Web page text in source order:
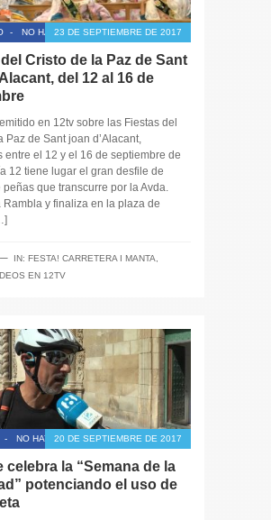
- NO HAY COMENTARIOS
23 DE SEPTIEMBRE DE 2017
Cristo de la Paz de Sant
del 12 al 16 de
en 12tv sobre las Fiestas del
Paz de Sant joan d’Alacant,
entre el 12 y el 16 de septiembre de
12 tiene lugar el gran desfile de
peñas que transcurre por la Avda.
Rambla y finaliza en la plaza de
─ IN: FESTA! CARRETERA I MANTA,
EN 12TV
- NO HAY COMENTARIOS
20 DE SEPTIEMBRE DE 2017
celebra la “Semana de la
potenciando el uso de